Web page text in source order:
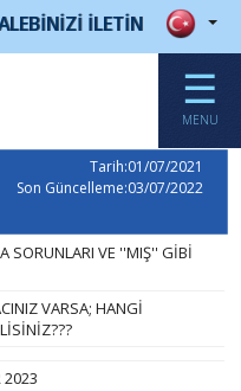
İLETİN
☰
MENU
Tarih:01/07/2021
Son Güncelleme:03/07/2022
SORUNLARI VE ''MIŞ'' GİBİ
VARSA; HANGİ
2023